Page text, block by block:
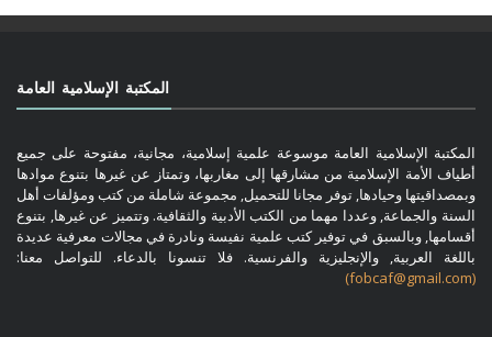
المكتبة الإسلامية العامة
المكتبة الإسلامية العامة موسوعة علمية إسلامية، مجانية، مفتوحة على جميع
أطياف الأمة الإسلامية من مشارقها إلى مغاربها، وتمتاز عن غيرها بتنوع موادها
وبمصداقيتها وحيادها, توفر مجانا للتحميل, مجموعة شاملة من كتب ومؤلفات أهل
السنة والجماعة, وعددا مهما من الكتب الأدبية والثقافية. وتتميز عن غيرها, بتنوع
أقسامها, وبالسبق في توفير كتب علمية نفيسة ونادرة في مجالات معرفية عديدة
باللغة العربية, والإنجليزية والفرنسية. فلا تنسونا بالدعاء. للتواصل معنا:
(fobcaf@gmail.com)